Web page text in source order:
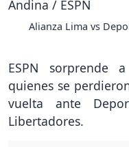
Alianza Lima vs
ESPN sorprende
quienes se
vuelta ante
Libertadores.